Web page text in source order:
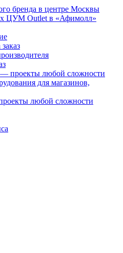
бренда в центре Москвы
ЦУМ Outlet в «Афимолл»
— проекты любой сложности
для магазинов,
любой сложности